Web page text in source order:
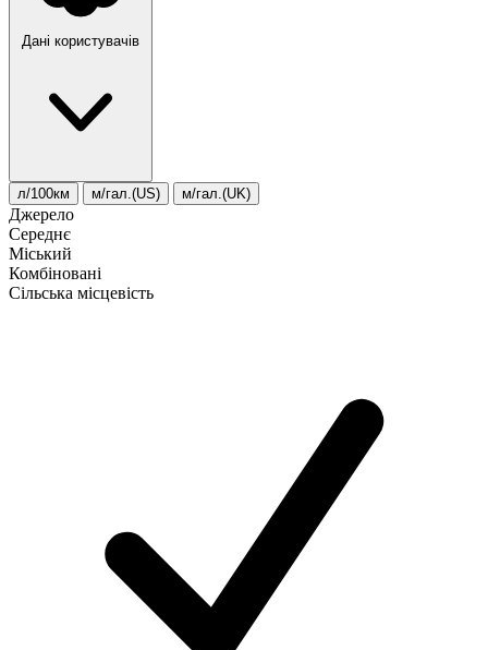
Дані користувачів
л/100км м/гал.(US) м/гал.(UK)
Джерело
Середнє
Міський
Комбіновані
Сільська місцевість